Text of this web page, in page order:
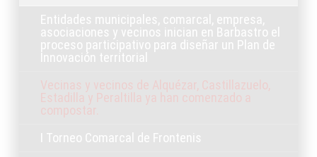
Entidades municipales, comarcal, empresa,
asociaciones y vecinos inician en Barbastro el
proceso participativo para diseñar un Plan de
Innovación territorial
Vecinas y vecinos de Alquézar, Castillazuelo,
Estadilla y Peraltilla ya han comenzado a
compostar.
I Torneo Comarcal de Frontenis